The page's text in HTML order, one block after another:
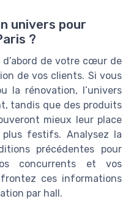
univers pour
?
d’abord de votre cœur de
de vos clients. Si vous
la rénovation, l’univers
tandis que des produits
mieux leur place
plus festifs. Analysez la
précédentes pour
concurrents et vos
ces informations
par hall.